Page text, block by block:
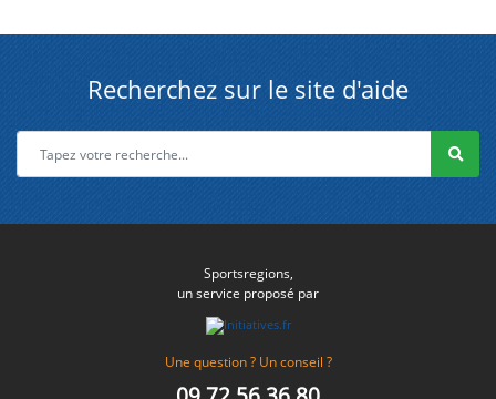
Recherchez sur le site d'aide
Sportsregions,
un service proposé par
Une question ? Un conseil ?